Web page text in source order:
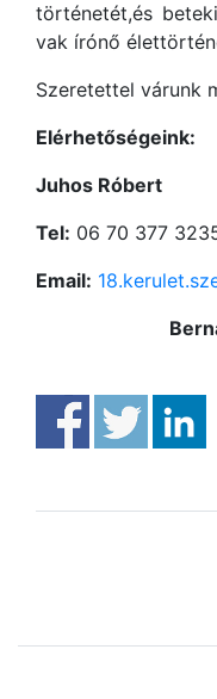
történetét,és
vak írónő
Szeretettel várunk
Elérhetőségeink:
Juhos Róbert
Tel: 06 70 377
Email: